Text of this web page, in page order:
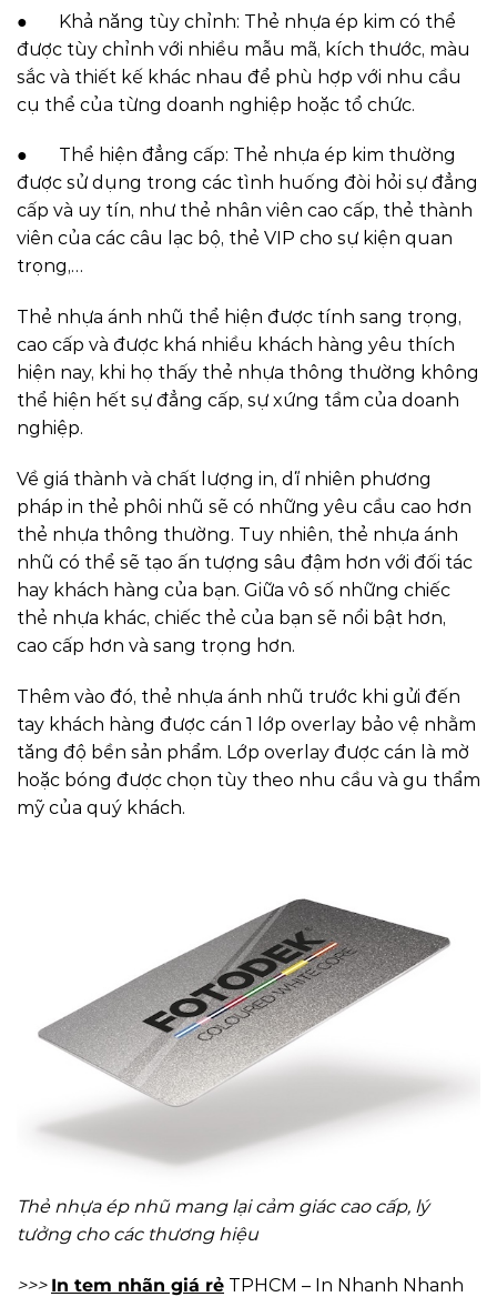
● Khả năng tùy chỉnh: Thẻ nhựa ép kim có thể
được tùy chỉnh với nhiều mẫu mã, kích thước, màu
sắc và thiết kế khác nhau để phù hợp với nhu cầu
cụ thể của từng doanh nghiệp hoặc tổ chức.
● Thể hiện đẳng cấp: Thẻ nhựa ép kim thường
được sử dụng trong các tình huống đòi hỏi sự đẳng
cấp và uy tín, như thẻ nhân viên cao cấp, thẻ thành
viên của các câu lạc bộ, thẻ VIP cho sự kiện quan
trọng,…
Thẻ nhựa ánh nhũ thể hiện được tính sang trọng,
cao cấp và được khá nhiều khách hàng yêu thích
hiện nay, khi họ thấy thẻ nhựa thông thường không
thể hiện hết sự đẳng cấp, sự xứng tầm của doanh
nghiệp.
Về giá thành và chất lượng in, dĩ nhiên phương
pháp in thẻ phôi nhũ sẽ có những yêu cầu cao hơn
thẻ nhựa thông thường. Tuy nhiên, thẻ nhựa ánh
nhũ có thể sẽ tạo ấn tượng sâu đậm hơn với đối tác
hay khách hàng của bạn. Giữa vô số những chiếc
thẻ nhựa khác, chiếc thẻ của bạn sẽ nổi bật hơn,
cao cấp hơn và sang trọng hơn.
Thêm vào đó, thẻ nhựa ánh nhũ trước khi gửi đến
tay khách hàng được cán 1 lớp overlay bảo vệ nhằm
tăng độ bền sản phẩm. Lớp overlay được cán là mờ
hoặc bóng được chọn tùy theo nhu cầu và gu thẩm
mỹ của quý khách.
Thẻ nhựa ép nhũ mang lại cảm giác cao cấp, lý
tưởng cho các thương hiệu
>>> In tem nhãn giá rẻ TPHCM – In Nhanh Nhanh